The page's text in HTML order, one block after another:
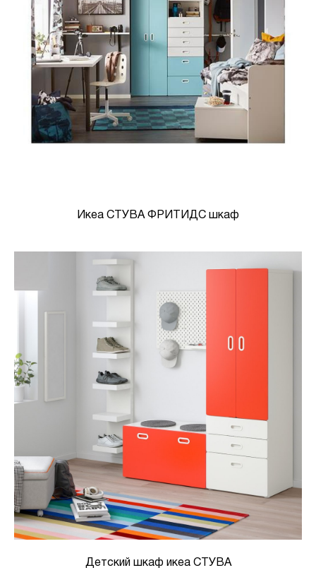
Икеа СТУВА ФРИТИДС шкаф
Детский шкаф икеа СТУВА